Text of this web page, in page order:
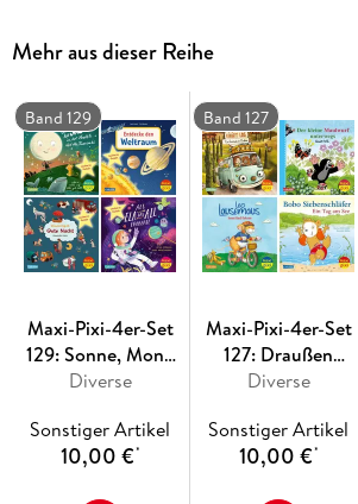
Maxi Pixi 489: Schaukel das Schaf
Mehr aus dieser Reihe
Band 129
Maxi-Pixi-4er-Set
129: Sonne, Mond
und Sterne leuchten
Diverse
Sonstiger Artikel
10,00 €*
Band 127
Maxi-Pixi-4er-Set
127: Draußen
unterwegs (4x1
Diverse
Sonstiger Artikel
10,00 €*